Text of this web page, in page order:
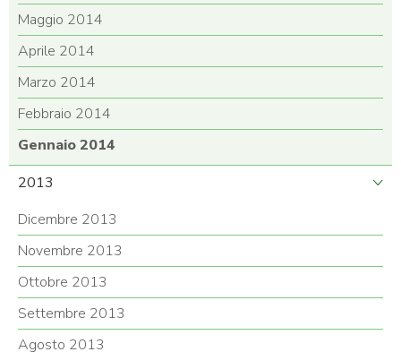
Maggio 2014
Aprile 2014
Marzo 2014
Febbraio 2014
Gennaio 2014
2013
Dicembre 2013
Novembre 2013
Ottobre 2013
Settembre 2013
Agosto 2013